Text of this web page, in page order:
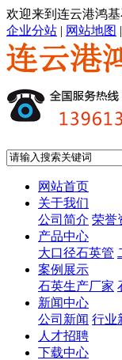
欢迎来到连云港鸿
企业分站 | 网站地图 |
网站首页
关于我们
公司简介 荣誉
产品中心
大口径石英管
案例展示
石英生产厂家
新闻中心
公司新闻 行业
人才招聘
下载中心